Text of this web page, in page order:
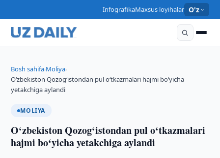
InfografikaMaxsus loyihalar O'z
Bosh sahifa›Moliya›
O‘zbekiston Qozog‘istondan pul o‘tkazmalari hajmi bo‘yicha
yetakchiga aylandi
MOLIYA
O‘zbekiston Qozog‘istondan pul o‘tkazmalari
hajmi bo‘yicha yetakchiga aylandi